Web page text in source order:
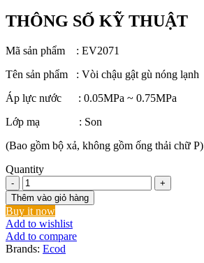
THÔNG SỐ KỸ THUẬT
Mã sản phẩm : EV2071
Tên sản phẩm : Vòi chậu gật gù nóng lạnh
Áp lực nước : 0.05MPa ~ 0.75MPa
Lớp mạ : Son
(Bao gồm bộ xả, không gồm ống thải chữ P)
Quantity
Vòi
chậu
nóng
lạnh
EV2071
số
lượng
Thêm vào giỏ hàng
Buy it now
Add to wishlist
Add to compare
Brands: Ecod